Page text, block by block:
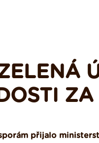
ZA
přijalo